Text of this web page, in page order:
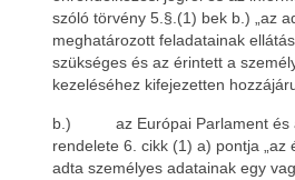
szóló törvény 5.§.(1) bek b.) „az
meghatározott feladatainak
szükséges és az érintett a
kezeléséhez kifejezetten
b.) az Európai Parlament és a
rendelete 6. cikk (1) a) pontja „az
adta személyes adatainak egy